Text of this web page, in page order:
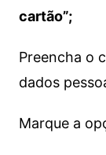
cartão”;
Preencha o
dados
Marque a